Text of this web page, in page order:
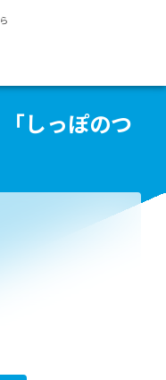
しっぽのつ